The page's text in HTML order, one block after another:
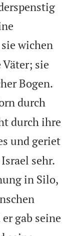
wichen
sie
Bogen.
durch
durch ihre
und geriet
sehr.
in Silo,
gab seine